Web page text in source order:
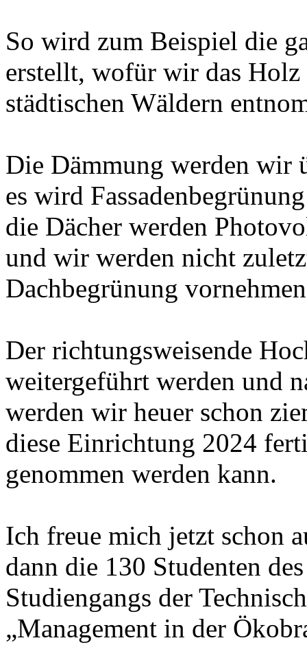
So wird zum Beispiel die
erstellt, wofür wir das Holz
städtischen Wäldern
Die Dämmung werden wir
es wird
die Dächer werden
und wir werden nicht
Dachbegrünung
Der richtungsweisende
weitergeführt werden und
werden wir heuer schon
diese Einrichtung 2024
genommen werden kann.
Ich freue mich jetzt schon
dann die 130 Studenten
Studiengangs der
„Management in der